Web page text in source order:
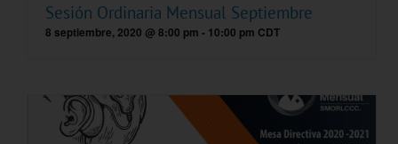
Sesión Ordinaria Mensual Septiembre
8 septiembre, 2020 @ 8:00 pm - 10:00 pm CDT